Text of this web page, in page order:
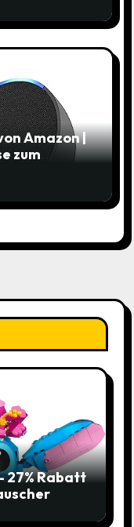
Amazon |
zum
27% Rabatt